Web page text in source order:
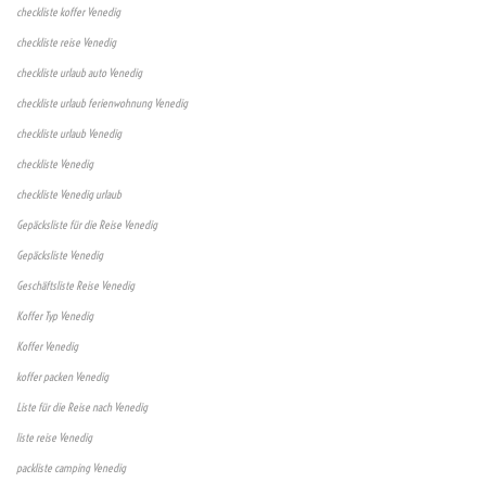
checkliste koffer Venedig
checkliste reise Venedig
checkliste urlaub auto Venedig
checkliste urlaub ferienwohnung Venedig
checkliste urlaub Venedig
checkliste Venedig
checkliste Venedig urlaub
Gepäcksliste für die Reise Venedig
Gepäcksliste Venedig
Geschäftsliste Reise Venedig
Koffer Typ Venedig
Koffer Venedig
koffer packen Venedig
Liste für die Reise nach Venedig
liste reise Venedig
packliste camping Venedig